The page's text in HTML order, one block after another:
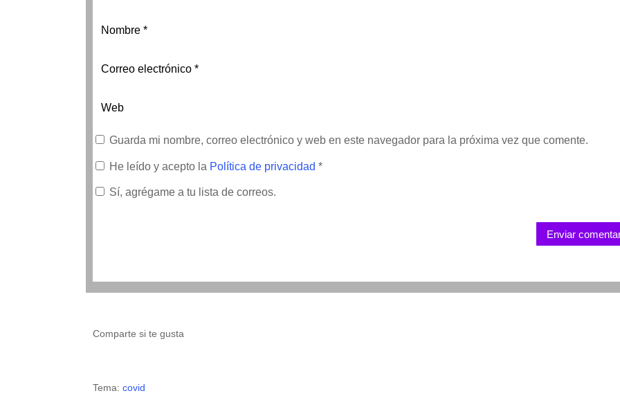
Guarda mi nombre, correo electrónico y web en este navegador para la próxima vez que comente.
He leído y acepto la Política de privacidad*
Sí, agrégame a tu lista de correos.
Enviar
Comparte si te gusta
Tema:covid